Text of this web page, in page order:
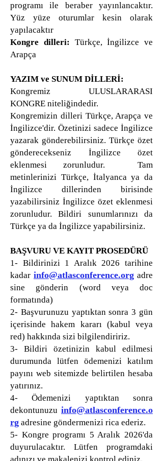
programı ile beraber yayınlancaktır.
Yüz yüze oturumlar kesin olarak
yapılacaktır
Kongre dilleri: Türkçe, İngilizce ve
Arapça
YAZIM ve SUNUM DİLLERİ:
Kongremiz ULUSLARARASI
KONGRE niteliğindedir.
Kongremizin dilleri Türkçe, Arapça ve
İngilizce'dir. Özetinizi sadece İngilizce
yazarak gönderebilirsiniz. Türkçe özet
gönderecekseniz İngilizce özet
eklenmesi zorunludur. Tam
metinlerinizi Türkçe, İtalyanca ya da
İngilizce dillerinden birisinde
yazabilirsiniz İngilizce özet eklenmesi
zorunludur. Bildiri sunumlarınızı da
Türkçe ya da İngilizce yapabilirsiniz.
BAŞVURU VE KAYIT PROSEDÜRÜ
1- Bildirinizi 1 Aralık 2026 tarihine
kadar info@atlasconference.org adre
sine gönderin (word veya doc
formatında)
2- Başvurunuzu yaptıktan sonra 3 gün
içerisinde hakem kararı (kabul veya
red) hakkında sizi bilgilendiririz.
3- Bildiri özetinizin kabul edilmesi
durumunda lütfen ödemenizi katılım
payını web sitemizde belirtilen hesaba
yatırınız.
4- Ödemenizi yaptıktan sonra
dekontunuzu info@atlasconference.o
rg adresine göndermenizi rica ederiz.
5- Kongre programı 5 Aralık 2026'da
duyurulacaktır. Lütfen programdaki